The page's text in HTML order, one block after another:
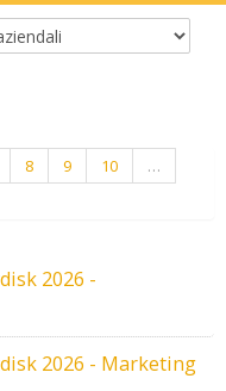
8 9 10
…
2026 -
2026 - Marketing